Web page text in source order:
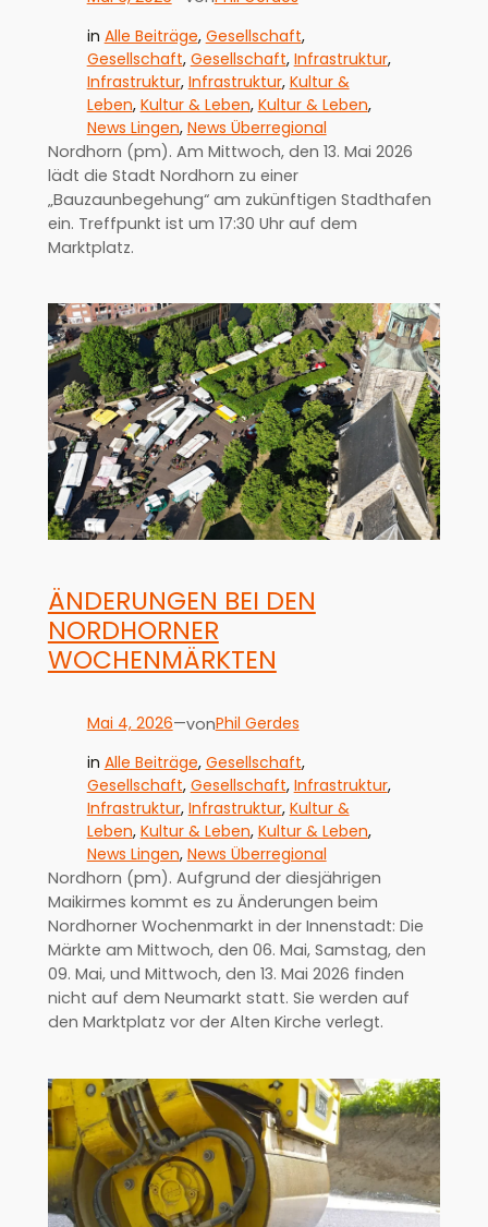
in Alle Beiträge, Gesellschaft,
Gesellschaft, Gesellschaft, Infrastruktur,
Infrastruktur, Infrastruktur, Kultur &
Leben, Kultur & Leben, Kultur & Leben,
News Lingen, News Überregional
Nordhorn (pm). Am Mittwoch, den 13. Mai 2026
lädt die Stadt Nordhorn zu einer
„Bauzaunbegehung“ am zukünftigen Stadthafen
ein. Treffpunkt ist um 17:30 Uhr auf dem
Marktplatz.
ÄNDERUNGEN BEI DEN
NORDHORNER
WOCHENMÄRKTEN
Mai 4, 2026—vonPhil Gerdes
in Alle Beiträge, Gesellschaft,
Gesellschaft, Gesellschaft, Infrastruktur,
Infrastruktur, Infrastruktur, Kultur &
Leben, Kultur & Leben, Kultur & Leben,
News Lingen, News Überregional
Nordhorn (pm). Aufgrund der diesjährigen
Maikirmes kommt es zu Änderungen beim
Nordhorner Wochenmarkt in der Innenstadt: Die
Märkte am Mittwoch, den 06. Mai, Samstag, den
09. Mai, und Mittwoch, den 13. Mai 2026 finden
nicht auf dem Neumarkt statt. Sie werden auf
den Marktplatz vor der Alten Kirche verlegt.